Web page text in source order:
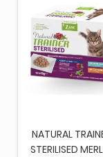
NATURAL
STERILISED